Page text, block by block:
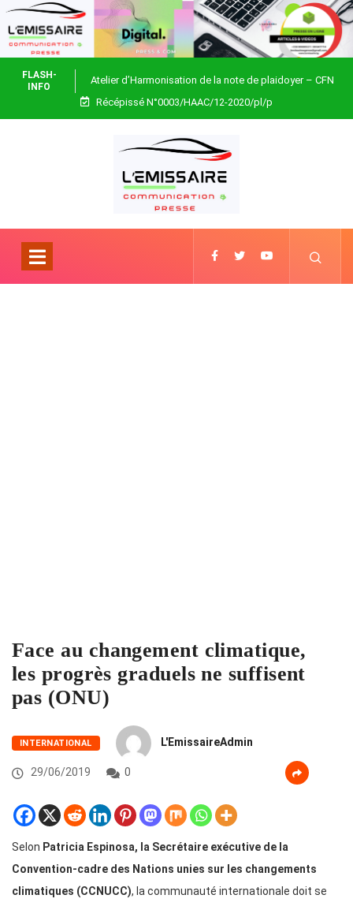
FLASH-
INFO
Atelier d’Harmonisation de la note de plaidoyer – CFN
Togo
Récépissé N°0003/HAAC/12-2020/pl/p
Face au changement climatique,
les progrès graduels ne suffisent
pas (ONU)
INTERNATIONAL L'EmissaireAdmin
29/06/2019 0
Selon Patricia Espinosa, la Secrétaire exécutive de la
Convention-cadre des Nations unies sur les changements
climatiques (CCNUCC), la communauté internationale doit se